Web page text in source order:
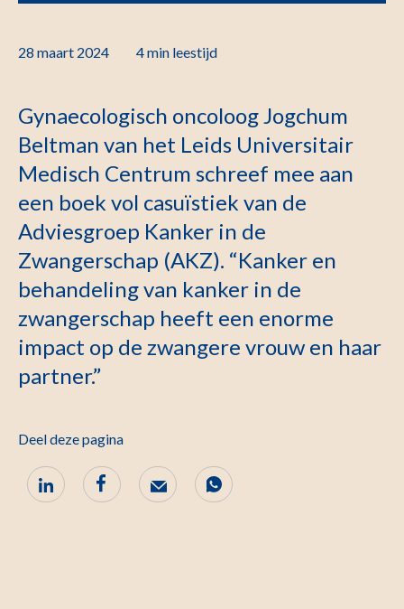
28 maart 2024 4 min leestijd
Gynaecologisch oncoloog Jogchum
Beltman van het Leids Universitair
Medisch Centrum schreef mee aan
een boek vol casuïstiek van de
Adviesgroep Kanker in de
Zwangerschap (AKZ). “Kanker en
behandeling van kanker in de
zwangerschap heeft een enorme
impact op de zwangere vrouw en haar
partner.”
Deel deze pagina